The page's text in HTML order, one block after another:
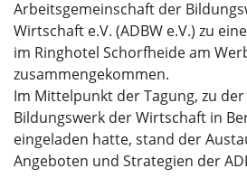
Arbeitsgemeinschaft der
Wirtschaft e.V. (ADBW e.V.) zu
im Ringhotel Schorfheide am
zusammengekommen.
Im Mittelpunkt der Tagung, zu
Bildungswerk der Wirtschaft in
eingeladen hatte, stand der
Angeboten und Strategien der